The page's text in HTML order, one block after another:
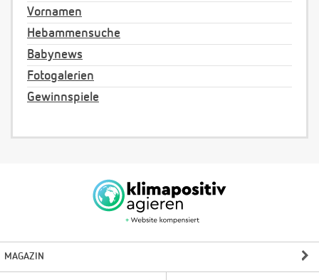
Vornamen
Hebammensuche
Babynews
Fotogalerien
Gewinnspiele
MAGAZIN